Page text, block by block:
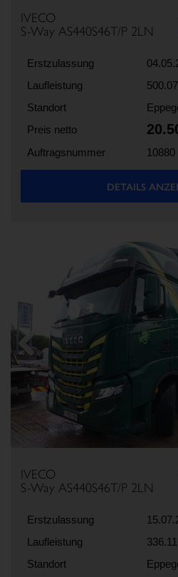
IVECO
S-Way AS440S46T/P 2LN
Erstzulassung
Laufleistung
Standort
Preis netto
Auftragsnummer 10880
DETAILS
Previous
IVECO
S-Way AS440S46T/P 2LN
Erstzulassung
Laufleistung
Standort